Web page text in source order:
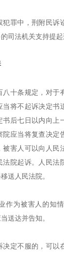
犯罪中，刑附民诉
司法机关支持提起
八十条规定，对于
当将不起诉决定书
书后七日以内向上
应当将复查决定
害人可以向人民
院起诉。人民法
送人民法院。
作为被害人的知
送达并告知。
定不服的，可以